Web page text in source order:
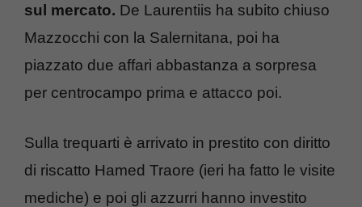
sul mercato. De Laurentiis ha subito chiuso
Mazzocchi con la Salernitana, poi ha
piazzato due affari abbastanza a sorpresa
per centrocampo prima e attacco poi.
Sulla trequarti è arrivato in prestito con diritto
di riscatto Hamed Traore (ieri ha fatto le visite
mediche) e poi gli azzurri hanno investito